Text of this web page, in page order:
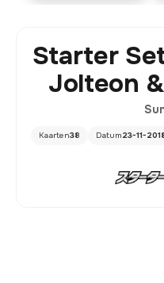
Starter
Jolteon
Kaarten38 Datum23-11-